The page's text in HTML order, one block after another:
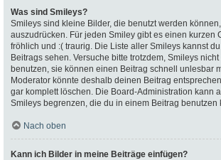
Was sind Smileys?
Smileys sind kleine Bilder, die benutzt werden
auszudrücken. Für jeden Smiley gibt es einen kurzen
fröhlich und :( traurig. Die Liste aller Smileys kannst
Beitrags sehen. Versuche bitte trotzdem, Smileys
benutzen, sie können einen Beitrag schnell unlesbar
Moderator könnte deshalb deinen Beitrag
gar komplett löschen. Die Board-Administration kann
Smileys begrenzen, die du in einem Beitrag benutzen
Nach oben
Kann ich Bilder in meine Beiträge einfügen?